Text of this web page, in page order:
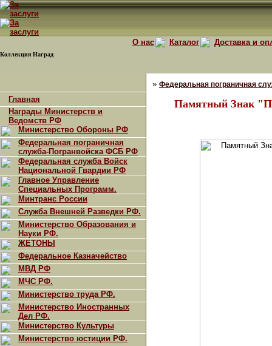
Коллекция Наград
О нас Каталог Доставка и
Главная
Награды Министерств и
Ведомств РФ
Министерство Обороны РФ
Федеральная пограничная
служба-Погранвойска ФСБ РФ
Федеральная служба Войск
Национальной Гвардии РФ
Главное Управление
Специальных Программ.
Минтранс России
Служба Внешней Разведки РФ.
Министерство Образования и
Науки РФ.
ЖЕТОНЫ
Федеральное Казначейство
МВД РФ
МЧС РФ.
Министерство труда РФ.
Министерство Иностранных
Дел РФ.
Министерство Культуры
Министерство юстиции РФ.
» Федеральная пограничная
Памятный Знак